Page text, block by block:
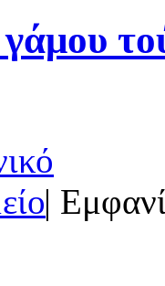
|